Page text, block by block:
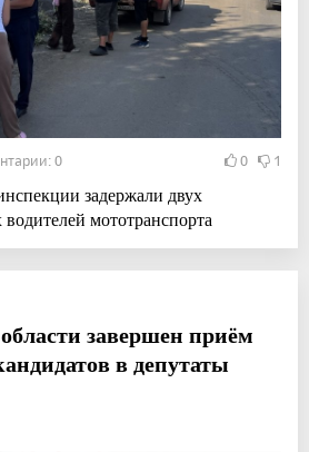
0 0 1
задержали двух
мототранспорта
завершен приём
в депутаты